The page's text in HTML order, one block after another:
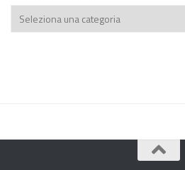
Tutte
le